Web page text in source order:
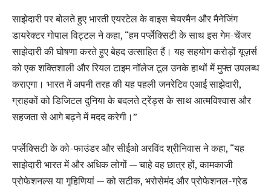
साझेदारी पर बोलते हुए भारती एयरटेल के वाइस चेयरमैन और मैनेजिंग
डायरेक्टर गोपाल विट्टल ने कहा, “हम पर्प्लेक्सिटी के साथ इस गेम-चेंजर
साझेदारी की घोषणा करते हुए बेहद उत्साहित हैं। यह सहयोग करोड़ों यूज़र्स
को एक शक्तिशाली और रियल टाइम नॉलेज टूल उनके हाथों में मुफ्त उपलब्ध
कराएगा। भारत में अपनी तरह की यह पहली जनरेटिव एआई साझेदारी,
ग्राहकों को डिजिटल दुनिया के बदलते ट्रेंड्स के साथ आत्मविश्वास और
सहजता से आगे बढ़ने में मदद करेगी।”
पर्प्लेक्सिटी के को-फाउंडर और सीईओ अरविंद श्रीनिवास ने कहा, “यह
साझेदारी भारत में और अधिक लोगों — चाहे वह छात्र हों, कामकाजी
प्रोफेशनल्स या गृहिणियां — को सटीक, भरोसेमंद और प्रोफेशनल-ग्रेड